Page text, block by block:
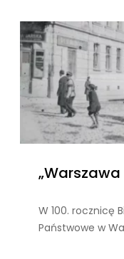
„Warszawa
W 100. rocznicę
Państwowe w